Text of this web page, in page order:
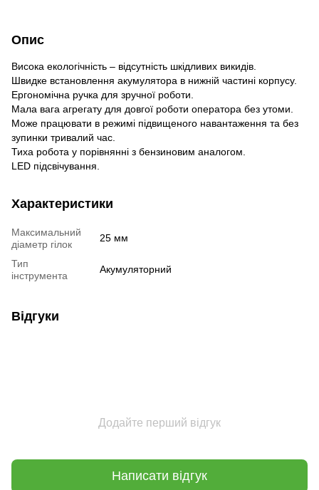
Опис
Висока екологічність – відсутність шкідливих викидів.
Швидке встановлення акумулятора в нижній частині корпусу.
Ергономічна ручка для зручної роботи.
Мала вага агрегату для довгої роботи оператора без утоми.
Може працювати в режимі підвищеного навантаження та без
зупинки тривалий час.
Тиха робота у порівнянні з бензиновим аналогом.
LED підсвічування.
Характеристики
Максимальний
діаметр гілок
25 мм
Тип
інструмента
Акумуляторний
Відгуки
Додайте перший відгук
Написати відгук